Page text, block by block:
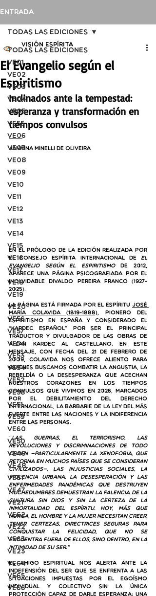
Entrada
Todas las ediciones
VE01
VE02
VE03
VE04
VE05
VE55
VE06
VE07
VE08
VE09
VE10
VE11
VE12
VE13
VE14
VE15
VE16
VE17
VE18
VE19
VE20
VE56
VE57
VE54
VE53
VE54
VE52
VE58
VE51
VE59
VE60
VE50
VE49
VE48
VE61
VE47
VE21
VE62
VE22
VE63
VE23
VE64
VE65
VE66
Todas las ediciones
El Evangelio según el
Espiritismo
Visión Espírita
Inclinados ante la tempestad:
esperanza y transformación en
tiempos convulsos
Janaina Minelli de Oliveira
En el prólogo de la edición realizada por
el Consejo Espírita Internacional de El
Evangelio según el Espiritismo de 2012,
aparece una página psicografiada por el
inolvidable Divaldo Pereira Franco (1927-
2025).
La página está firmada por el espíritu José
María Colavida (1819-1888), pionero del
Espiritismo en España y considerado el
“Kardec español” por ser el principal
traductor y divulgador de las obras de
Allan Kardec al castellano. En este
mensaje, con fecha del 21 de febrero de
2009, Colavida nos ofrece aliento para
quienes buscamos combatir la angustia, la
rebeldía o la desesperanza que acechan
nuestros corazones en los tiempos
convulsos que vivimos en 2026, marcados
por el debilitamiento del derecho
internacional, la barbarie de la ley del más
fuerte entre las naciones y la indiferencia
entre las personas.
“Las guerras, el terrorismo, las
revoluciones y discriminaciones de todo
orden —particularmente la xenofobia, que
retorna en muchos países que se consideran
civilizados—, las injusticias sociales, la
violencia urbana, la desesperación y las
enfermedades pandémicas que destruyen
muchedumbres demuestran la falencia de la
cultura sin Dios y sin la certeza de la
inmortalidad del Espíritu. Hoy, más que
nunca, el hombre y la mujer necesitan creer,
tener certezas, directrices seguras para
conquistar la felicidad, que no se
encuentra fuera de ellos, sino dentro, en la
intimidad de su ser.”
El amigo espiritual nos alerta ante la
indefensión del ser que se enfrenta a las
situaciones impuestas por el egoísmo
individual y colectivo sin la única
protección capaz de darle esperanza: una